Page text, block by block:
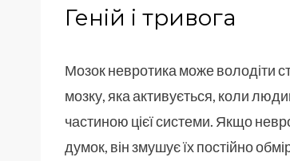
Геній і тривога
Мозок невротика може володіти
мозку, яка активується, коли
частиною цієї системи. Якщо
думок, він змушує їх постійно